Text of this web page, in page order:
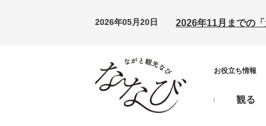
2026年05月20日 2026年11月までの
お役立ち情報
観る